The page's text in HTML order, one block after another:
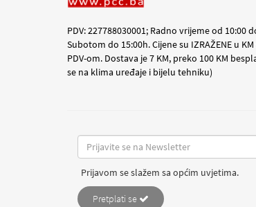
PDV: 227788030001; Radno vrijeme od 10:00
Subotom do 15:00h. Cijene su IZRAŽENE u
PDV-om. Dostava je 7 KM, preko 100 KM
se na klima uređaje i bijelu tehniku)
Prijavom se slažem sa općim uvjetima.
Pretplati se